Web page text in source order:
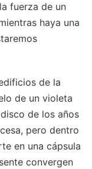
fuerza de un
haya una
de la
de un violeta
de los años
pero dentro
en una cápsula
convergen